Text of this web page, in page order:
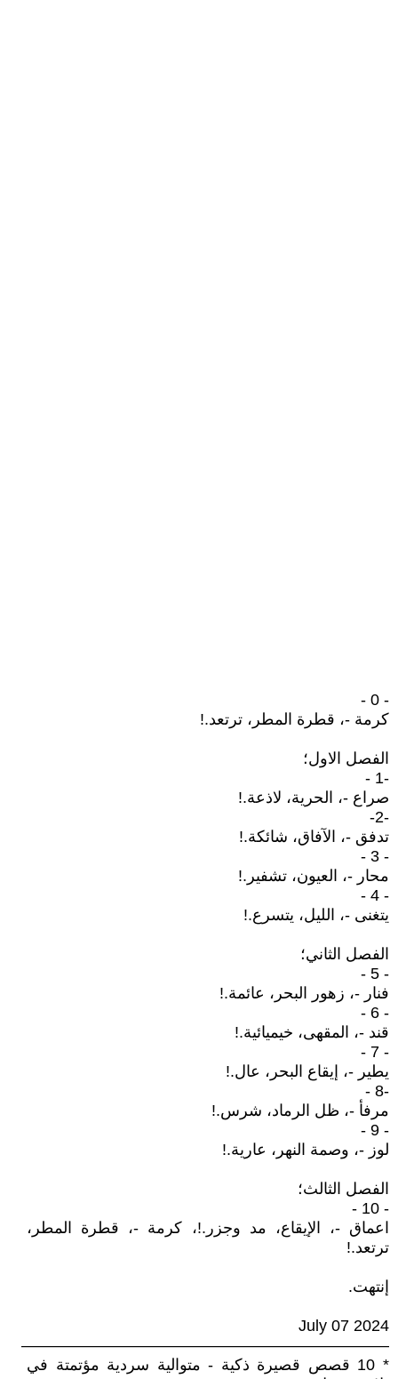
- 0 -
كرمة -، قطرة المطر، ترتعد.!
الفصل الاول؛
-1 -
صراع -، الحرية، لاذعة.!
-2-
تدفق -، الآفاق، شائكة.!
- 3 -
محار -، العيون، تشفير.!
- 4 -
يتغنى -، الليل، يتسرع.!
الفصل الثاني؛
- 5 -
فنار -، زهور البحر، عائمة.!
- 6 -
قند -، المقهى، خيميائية.!
- 7 -
يطير -، إيقاع البحر، عال.!
-8 -
مرفأ -، ظل الرماد، شرس.!
- 9 -
لوز -، وصمة النهر، عارية.!
الفصل الثالث؛
- 10 -
اعماق -، الإيقاع، مد وجزر.!، كرمة -، قطرة المطر،
ترتعد.!
إنتهت.
July 07 2024
———————————————————————
* 10 قصص قصيرة ذكية - متوالية سردية مؤتمتة في